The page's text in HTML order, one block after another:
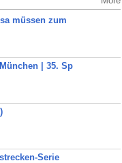
müssen zum
| 35. Sp
Serie